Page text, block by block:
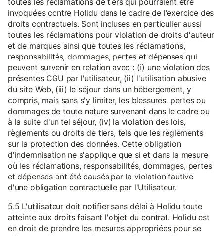
toutes les réclamations de tiers qui pourraient être
invoquées contre Holidu dans le cadre de l'exercice des
droits contractuels. Sont incluses en particulier aussi
toutes les réclamations pour violation de droits d'auteur
et de marques ainsi que toutes les réclamations,
responsabilités, dommages, pertes et dépenses qui
peuvent survenir en relation avec : (i) une violation des
présentes CGU par l'utilisateur, (ii) l'utilisation abusive
du site Web, (iii) le séjour dans un hébergement, y
compris, mais sans s'y limiter, les blessures, pertes ou
dommages de toute nature survenant dans le cadre ou
à la suite d'un tel séjour, (iv) la violation des lois,
règlements ou droits de tiers, tels que les règlements
sur la protection des données. Cette obligation
d'indemnisation ne s'applique que si et dans la mesure
où les réclamations, responsabilités, dommages, pertes
et dépenses ont été causés par la violation fautive
d'une obligation contractuelle par l'Utilisateur.
5.5 L'utilisateur doit notifier sans délai à Holidu toute
atteinte aux droits faisant l'objet du contrat. Holidu est
en droit de prendre les mesures appropriées pour se